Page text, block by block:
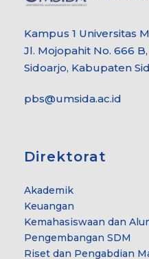
Kampus 1 Universitas
Jl. Mojopahit No. 666
Sidoarjo, Kabupaten
pbs@umsida.ac.id
Direktorat
Akademik
Keuangan
Kemahasiswaan dan
Pengembangan SDM
Riset dan Pengabdian